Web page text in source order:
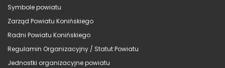
Symbole powiatu
Zarząd Powiatu Konińskiego
Radni Powiatu Konińskiego
Regulamin Organizacyjny / Statut Powiatu
Jednostki organizacyjne powiatu